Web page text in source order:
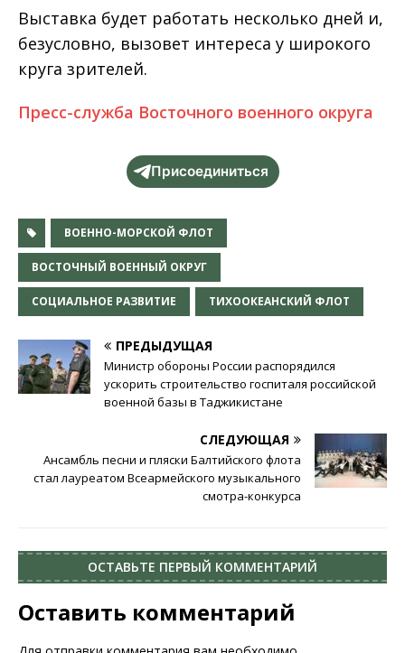
Выставка будет работать несколько дней и,
безусловно, вызовет интереса у широкого
круга зрителей.
Пресс-служба Восточного военного округа
Присоединиться
ВОЕННО-МОРСКОЙ ФЛОТ
ВОСТОЧНЫЙ ВОЕННЫЙ ОКРУГ
СОЦИАЛЬНОЕ РАЗВИТИЕ ТИХООКЕАНСКИЙ ФЛОТ
ПРЕДЫДУЩАЯ
Министр обороны России распорядился
ускорить строительство госпиталя российской
военной базы в Таджикистане
СЛЕДУЮЩАЯ
Ансамбль песни и пляски Балтийского флота
стал лауреатом Всеармейского музыкального
смотра-конкурса
ОСТАВЬТЕ ПЕРВЫЙ КОММЕНТАРИЙ
Оставить комментарий